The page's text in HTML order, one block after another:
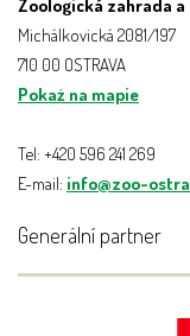
Zoologická zahrada
Michálkovická 2081/197
710 00 OSTRAVA
Pokaż na mapie
Tel: +420 596 241 269
E-mail: info@zoo-
Generální partner